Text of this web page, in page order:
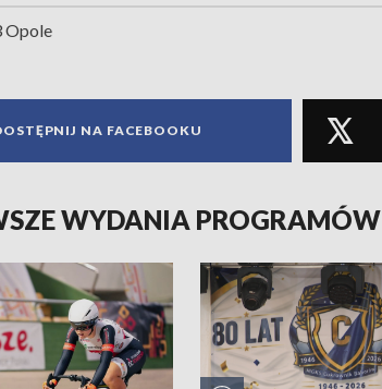
Opole
NA FACEBOOKU
WYDANIA PROGRAMÓW